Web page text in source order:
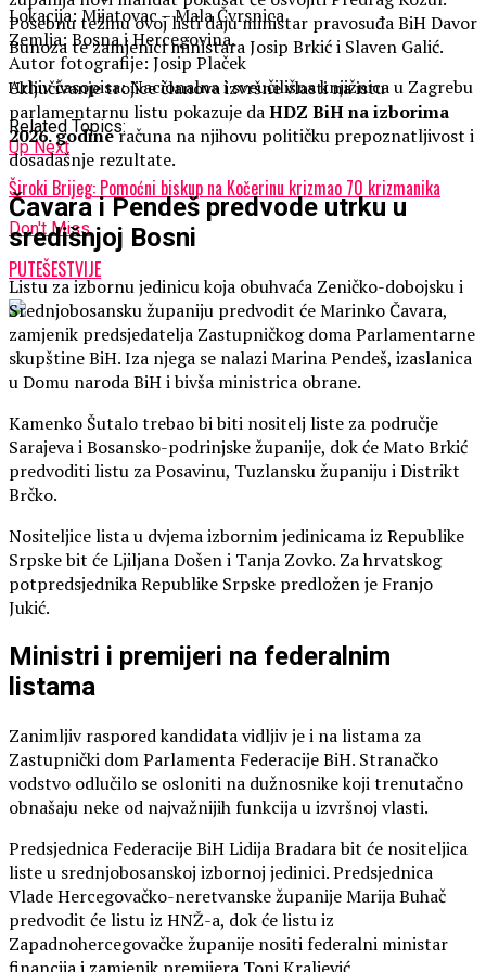
Lokacija: Mijatovac – Mala Čvrsnica
Zemlja: Bosna i Hercegovina.
Autor fotografije: Josip Plaček
Arhiv časopisa: Nacionalna i sveučilišna knjižnica u Zagrebu
Related Topics:
Up Next
Široki Brijeg: Pomoćni biskup na Kočerinu krizmao 70 krizmanika
Don't Miss
PUTEŠESTVIJE
Posebnu težinu ovoj listi daju ministar pravosuđa BiH Davor
Bunoza te zamjenici ministara Josip Brkić i Slaven Galić.
Uključivanje trojice članova izvršne vlasti na istu
parlamentarnu listu pokazuje daHDZ BiH na izborima
2026. godineračuna na njihovu političku prepoznatljivost i
dosadašnje rezultate.
Čavara i Pendeš predvode utrku u
središnjoj Bosni
Listu za izbornu jedinicu koja obuhvaća Zeničko-dobojsku i
Srednjobosansku županiju predvodit će Marinko Čavara,
zamjenik predsjedatelja Zastupničkog doma Parlamentarne
skupštine BiH. Iza njega se nalazi Marina Pendeš, izaslanica
u Domu naroda BiH i bivša ministrica obrane.
Kamenko Šutalo trebao bi biti nositelj liste za područje
Sarajeva i Bosansko-podrinjske županije, dok će Mato Brkić
predvoditi listu za Posavinu, Tuzlansku županiju i Distrikt
Brčko.
Nositeljice lista u dvjema izbornim jedinicama iz Republike
Srpske bit će Ljiljana Došen i Tanja Zovko. Za hrvatskog
potpredsjednika Republike Srpske predložen je Franjo
Jukić.
Ministri i premijeri na federalnim
listama
Zanimljiv raspored kandidata vidljiv je i na listama za
Zastupnički dom Parlamenta Federacije BiH. Stranačko
vodstvo odlučilo se osloniti na dužnosnike koji trenutačno
obnašaju neke od najvažnijih funkcija u izvršnoj vlasti.
Predsjednica Federacije BiH Lidija Bradara bit će nositeljica
liste u srednjobosanskoj izbornoj jedinici. Predsjednica
Vlade Hercegovačko-neretvanske županije Marija Buhač
predvodit će listu iz HNŽ-a, dok će listu iz
Zapadnohercegovačke županije nositi federalni ministar